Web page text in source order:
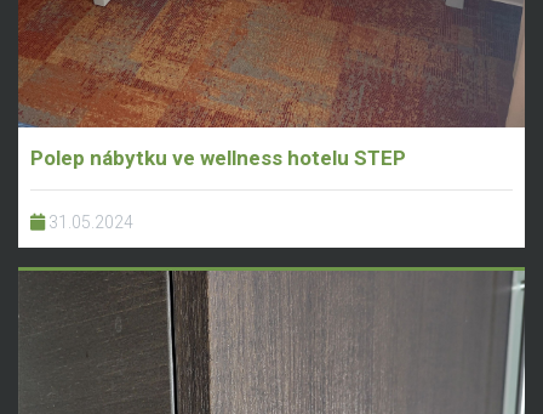
Polep nábytku ve wellness hotelu STEP
31.05.2024